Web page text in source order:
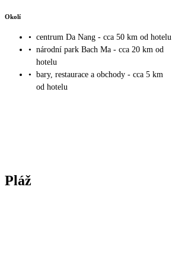
Okolí
• centrum Da Nang - cca 50 km od hotelu
• národní park Bach Ma - cca 20 km od
hotelu
• bary, restaurace a obchody - cca 5 km
od hotelu
Pláž